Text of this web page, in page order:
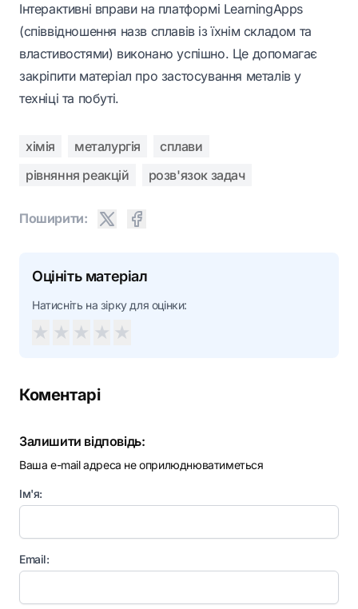
Інтерактивні вправи на платформі LearningApps
(співвідношення назв сплавів із їхнім складом та
властивостями) виконано успішно. Це допомагає
закріпити матеріал про застосування металів у
техніці та побуті.
хімія металургія
сплави
рівняння реакцій
розв'язок задач
Поширити:
Оцініть матеріал
Натисніть на зірку для оцінки:
★ ★ ★ ★ ★
Коментарі
Залишити відповідь:
Ваша e-mail адреса не оприлюднюватиметься
Ім'я:
Email: